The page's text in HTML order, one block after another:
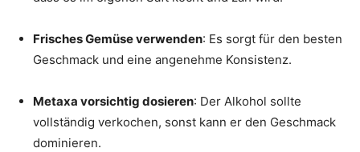
Frisches Gemüse verwenden: Es sorgt für den besten
Geschmack und eine angenehme Konsistenz.
Metaxa vorsichtig dosieren: Der Alkohol sollte
vollständig verkochen, sonst kann er den Geschmack
dominieren.